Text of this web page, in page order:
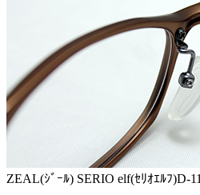
ZEAL(ｼﾞｰﾙ) SERIO elf(ｾﾘｵｴﾙﾌ)D-